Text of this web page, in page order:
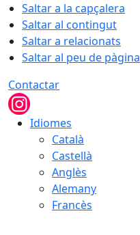
Saltar a la capçalera
Saltar al contingut
Saltar a relacionats
Saltar al peu de pàgina
Contactar
Idiomes
Català
Castellà
Anglès
Alemany
Francès